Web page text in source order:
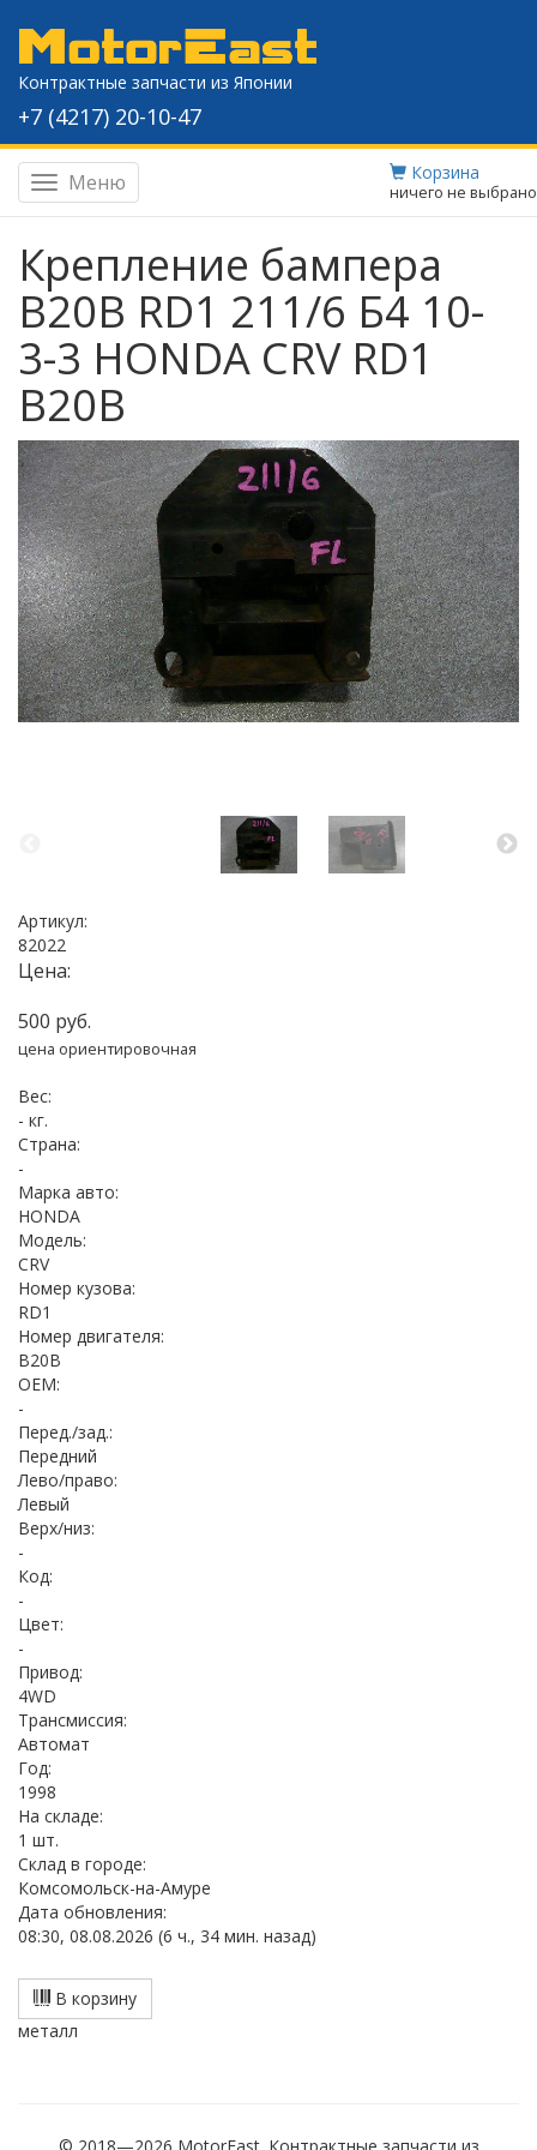
Контрактные запчасти из Японии
+7 (4217) 20-10-47
Корзина
ничего не выбрано
Меню
Навигация
Крепление бампера
B20B RD1 211/6 Б4 10-
3-3 HONDA CRV RD1
B20B
Артикул:
82022
Цена:
500 руб.
цена ориентировочная
Вес:
- кг.
Страна:
-
Марка авто:
HONDA
Модель:
CRV
Номер кузова:
RD1
Номер двигателя:
B20B
OEM:
-
Перед./зад.:
Передний
Лево/право:
Левый
Верх/низ:
-
Код:
-
Цвет:
-
Привод:
4WD
Трансмиссия:
Автомат
Год:
1998
На складе:
1 шт.
Cклад в городе:
Комсомольск-на-Амуре
Дата обновления:
08:30, 08.08.2026 (6 ч., 34 мин. назад)
В корзину
металл
© 2018—2026 MotorEast. Контрактные запчасти из